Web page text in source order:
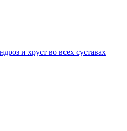
и хруст во всех суставах